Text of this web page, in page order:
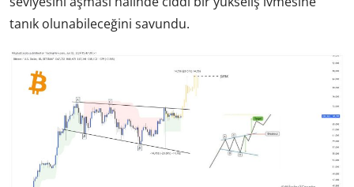
tanık olunabileceğini savundu.